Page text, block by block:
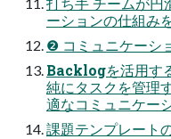
ーションの仕組み
❷ コミュニケーシ
Backlogを活用す
純にタスクを管理
適なコミュニケー
課題テンプレート